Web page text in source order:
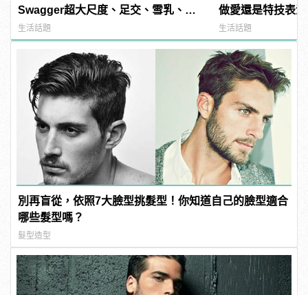
Swagger超大尺度、足交、雪乳、粉
紅海鮮通通有，親自教你人與人的連
結！ | manfashion這樣變型男
生活話題
做愛還是特技表
樣變型男
生活話題
別再盲從，依照7大臉型挑髮型！你知道自己的臉型適合
哪些髮型嗎？
髮型造型